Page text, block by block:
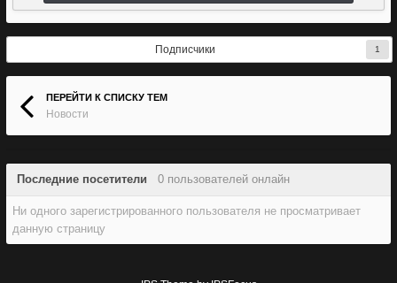
Подписчики 1
ПЕРЕЙТИ К СПИСКУ ТЕМ
Новости
Последние посетители 0 пользователей онлайн
Ни одного зарегистрированного пользователя не просматривает
данную страницу